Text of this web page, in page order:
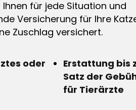
für jede Situation und
Versicherung für Ihre
Zuschlag versichert.
oder
Erstattung bis
Satz der
für Tierärzte